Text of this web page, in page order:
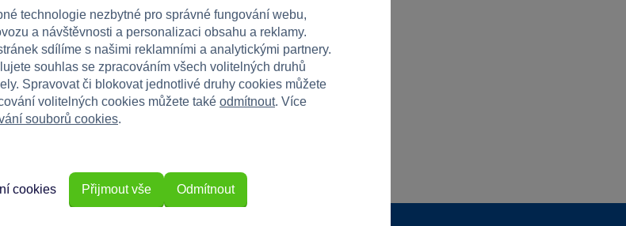
základních dovedností
technologie nezbytné pro správné fungování webu,
a návštěvnosti a personalizaci obsahu a reklamy.
sdílíme s našimi reklamními a analytickými partnery.
souhlas se zpracováním všech volitelných druhů
Spravovat či blokovat jednotlivé druhy cookies můžete
volitelných cookies můžete také odmítnout. Více
souborů cookies.
Odmítnout
cookies Přijmout vše